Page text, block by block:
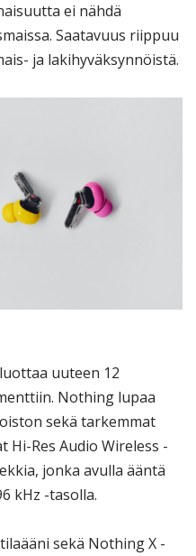
ei nähdä
Saatavuus riippuu
ja lakihyväksynnöistä.
uuteen 12
Nothing lupaa
sekä tarkemmat
Hi-Res Audio Wireless -
jonka avulla ääntä
kHz -tasolla.
sekä Nothing X -